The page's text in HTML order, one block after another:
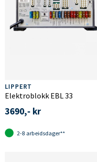
LIPPERT
Elektroblokk EBL 33
3690,- kr
2-8 arbeidsdager**